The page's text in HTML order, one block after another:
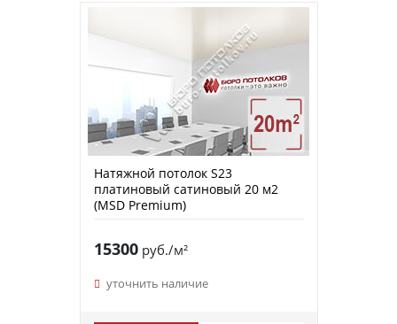
Натяжной потолок S23
платиновый сатиновый 20 м2
(MSD Premium)
15300руб./м²
уточнить наличие